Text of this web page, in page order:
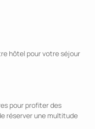
hôtel pour votre séjour
pour profiter des
réserver une multitude